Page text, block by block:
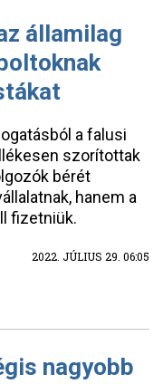
államilag
a falusi
szorítottak
bérét
hanem a
fizetniük.
2022. JÚLIUS 29. 06:05
nagyobb